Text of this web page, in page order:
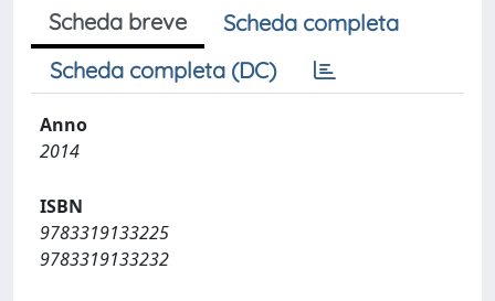
Scheda breve
Scheda completa
Scheda completa (DC)
Anno
2014
ISBN
9783319133225
9783319133232